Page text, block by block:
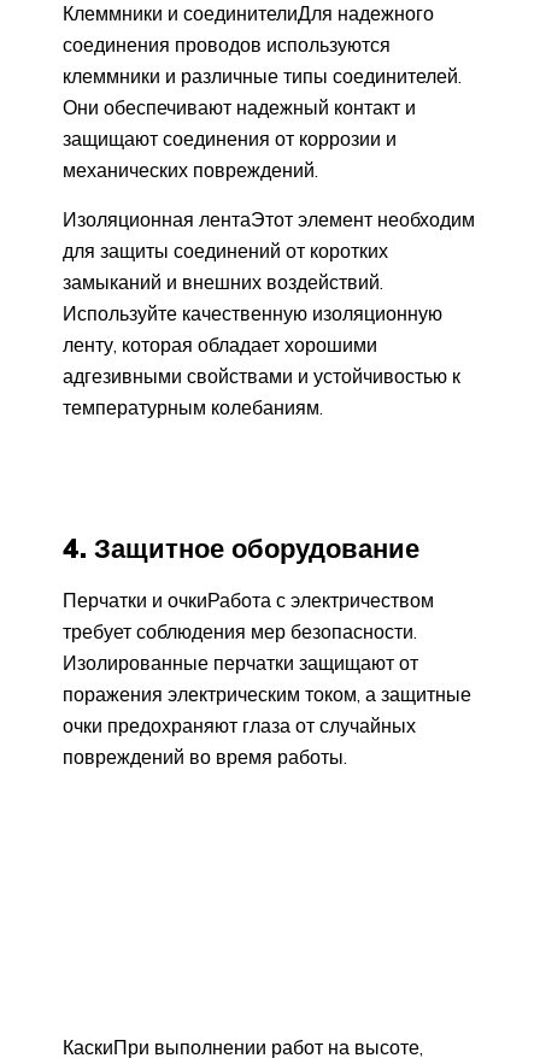
Клеммники и соединителиДля надежного
соединения проводов используются
клеммники и различные типы соединителей.
Они обеспечивают надежный контакт и
защищают соединения от коррозии и
механических повреждений.
Изоляционная лентаЭтот элемент необходим
для защиты соединений от коротких
замыканий и внешних воздействий.
Используйте качественную изоляционную
ленту, которая обладает хорошими
адгезивными свойствами и устойчивостью к
температурным колебаниям.
4. Защитное оборудование
Перчатки и очкиРабота с электричеством
требует соблюдения мер безопасности.
Изолированные перчатки защищают от
поражения электрическим током, а защитные
очки предохраняют глаза от случайных
повреждений во время работы.
КаскиПри выполнении работ на высоте,